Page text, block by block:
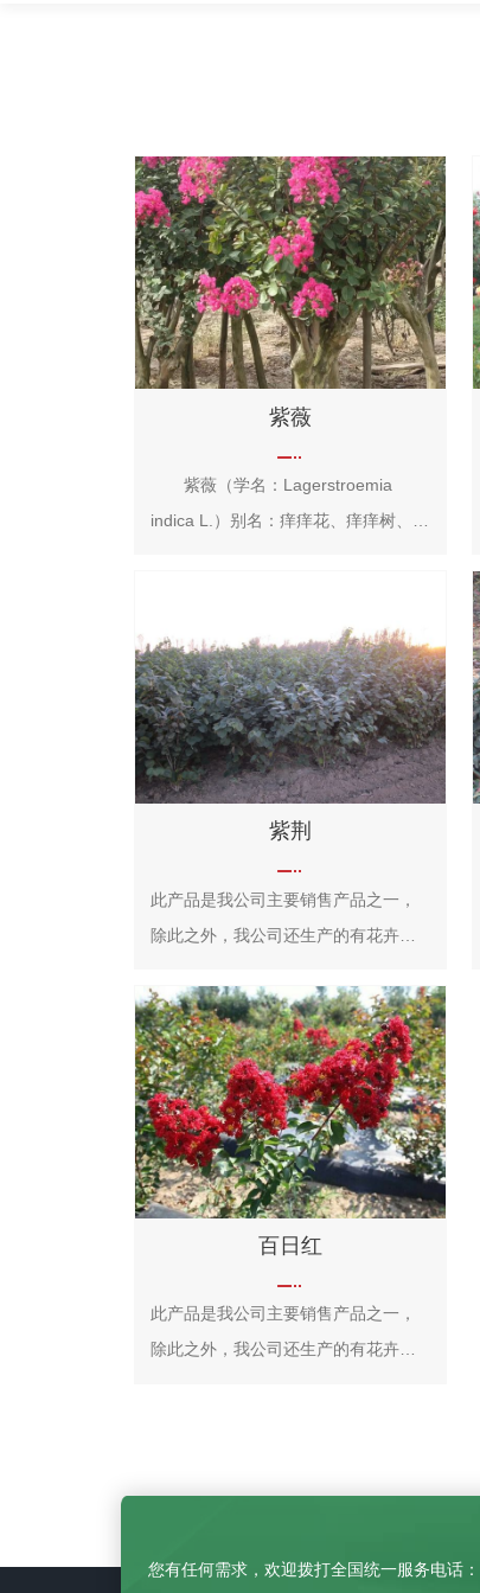
紫薇
紫薇（学名：Lagerstroemia
indica L.）别名：痒痒花、痒痒树、紫
紫薇属落叶灌木或小乔木，高可达7
米；树皮平滑，灰色或灰褐色；枝干
多扭曲，小枝纤细，叶互生或有时对
生，纸质，椭圆形、阔矩圆形或倒卵
形，幼时绿色至黄色，成熟时或干燥
时呈紫黑色，室背开裂；种子有翅，
长约8毫米。花期6-9月，果期9-12
月。 紫薇树姿优美，树干光滑洁
净，花色艳丽；开花时正当夏秋少花
季节，花期长，故有“百日红”之称，又
有“盛夏绿遮眼，此花红满堂”的赞语，
是观花、观干、观根的盆景良材；
根、皮、叶、花皆可入药。
紫荆
此产品是我公司主要销售产品之一，
除此之外，我公司还生产的有花卉类
百日红
此产品是我公司主要销售产品之一，
除此之外，我公司还生产的有花卉类
您有任何需求，欢迎拨打全国统一服务电话：